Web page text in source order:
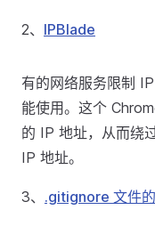
2、 IPBlade
有的网络服务限制
能使用。这个
的 IP 地址，从而绕
IP 地址。
3、 .gitignore 文件